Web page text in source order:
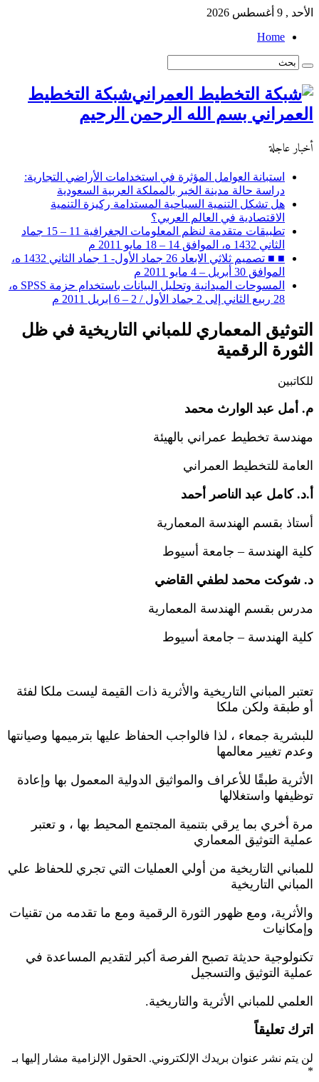
الأحد , 9 أغسطس 2026
Home
شبكة التخطيط
العمراني بسم الله الرحمن الرحيم
أخبار عاجلة
استبانة العوامل المؤثرة في استخدامات الأراضي التجارية:
دراسة حالة مدينة الخبر بالمملكة العربية السعودية
هل تشكل التنمية السياحية المستدامة ركيزة التنمية
الاقتصادية في العالم العربي؟
تطبيقات متقدمة لنظم المعلومات الجغرافية 11 – 15 جماد
الثاني 1432 ه، الموافق 14 – 18 مايو 2011 م
■ ■ تصميم ثلاثي الابعاد 26 جماد الأول- 1 جماد الثاني 1432 ه،
الموافق 30 أبريل – 4 مايو 2011 م
المسوحات الميدانية وتحليل البيانات باستخدام حزمة SPSS ه،
28 ربيع الثاني إلى 2 جماد الأول / 2 – 6 ابريل 2011 م
التوثيق المعماري للمباني التاريخية في ظل
الثورة الرقمية
للكاتبين
م. أمل عبد الوارث محمد
مهندسة تخطيط عمراني بالهيئة
العامة للتخطيط العمراني
أ.د.كامل عبد الناصر أحمد
أستاذ بقسم الهندسة المعمارية
كلية الهندسة– جامعة أسيوط
د. شوكت محمد لطفي القاضي
مدرس بقسم الهندسة المعمارية
كلية الهندسة– جامعة أسيوط
تعتبر المباني التاريخية والأثرية ذات القيمة ليست ملكا لفئة
أو طبقة ولكن ملكا
للبشرية جمعاء ، لذا فالواجب الحفاظ عليها بترميمها وصيانتها
وعدم تغيير معالمها
الأثرية طبقًا للأعراف والمواثيق الدولية المعمول بها وإعادة
توظيفها واستغلالها
مرة أخري بما يرقي بتنمية المجتمع المحيط بها ، و تعتبر
عملية التوثيق المعماري
للمباني التاريخية من أولي العمليات التي تجري للحفاظ علي
المباني التاريخية
والأثرية، ومع ظهور الثورة الرقمية ومع ما تقدمه من تقنيات
وإمكانيات
تكنولوجية حديثة تصبح الفرصة أكبر لتقديم المساعدة في
عملية التوثيق والتسجيل
العلمي للمباني الأثرية والتاريخية.
اترك تعليقاً
لن يتم نشر عنوان بريدك الإلكتروني. الحقول الإلزامية مشار إليها بـ
*